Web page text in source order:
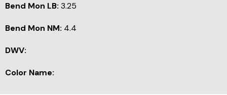
Bend Mon LB: 3.25
Bend Mon NM: 4.4
DWV:
Color Name: